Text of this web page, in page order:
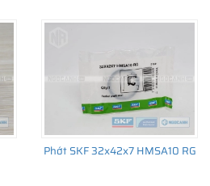
từ lắp cho thiết bị ban đầu đến thị
Phớt SKF 32x42x7 HMSA10 RG